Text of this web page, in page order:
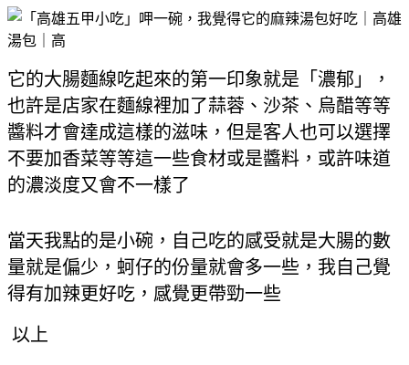
它的大腸麵線吃起來的第一印象就是「濃郁」，
也許是店家在麵線裡加了蒜蓉、沙茶、烏醋等等
醬料才會達成這樣的滋味，但是客人也可以選擇
不要加香菜等等這一些食材或是醬料，或許味道
的濃淡度又會不一樣了
當天我點的是小碗，自己吃的感受就是大腸的數
量就是偏少，蚵仔的份量就會多一些，我自己覺
得有加辣更好吃，感覺更帶勁一些
以上